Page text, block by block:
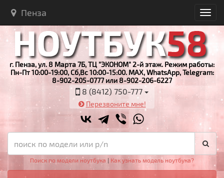
Пенза
г. Пенза, ул. 8 Марта 7Б, ТЦ "ЭКОНОМ" 2-й этаж. Режим работы:
Пн-Пт 10:00-19:00, Сб,Вс 10:00-15:00. MAX, WhatsApp, Telegram:
8-902-205-0777 или 8-902-206-6227
8 (8412) 750-777
Перезвоните мне!
Поиск по модели ноутбука | Как узнать модель ноутбука?